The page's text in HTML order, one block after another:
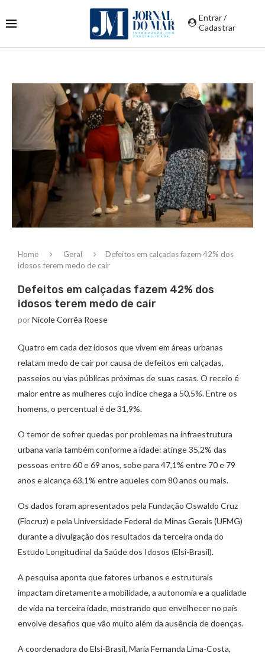
Entrar /
Cadastrar
Home Geral
Defeitos em calçadas fazem 42% dos
idosos terem medo de cair
Defeitos em calçadas fazem 42% dos
idosos terem medo de cair
porNicole Corrêa Roese
Quatro em cada dez idosos que vivem em áreas urbanas
relatam medo de cair por causa de defeitos em calçadas,
passeios ou vias públicas próximas de suas casas. O receio é
maior entre as mulheres cujo índice chega a 50,5%. Entre os
homens, o percentual é de 31,9%.
O temor de sofrer quedas por problemas na infraestrutura
urbana varia também conforme a idade: atinge 35,2% das
pessoas entre 60 e 69 anos, sobe para 47,1% entre 70 e 79
anos e alcança 63,1% entre aqueles com 80 anos ou mais.
Os dados foram apresentados pela Fundação Oswaldo Cruz
(Fiocruz) e pela Universidade Federal de Minas Gerais (UFMG)
durante a divulgação dos resultados da terceira onda do
Estudo Longitudinal da Saúde dos Idosos (Elsi-Brasil).
A pesquisa aponta que fatores urbanos e estruturais
impactam diretamente a mobilidade, a autonomia e a qualidade
de vida na terceira idade, mostrando que envelhecer no país
envolve desafios que vão muito além da ausência de doenças.
A coordenadora do Elsi-Brasil, Maria Fernanda Lima-Costa,